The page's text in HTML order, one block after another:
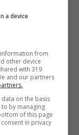
a device
from
other device
with 319
and our partners
on the basis
by managing
of this page
in privacy